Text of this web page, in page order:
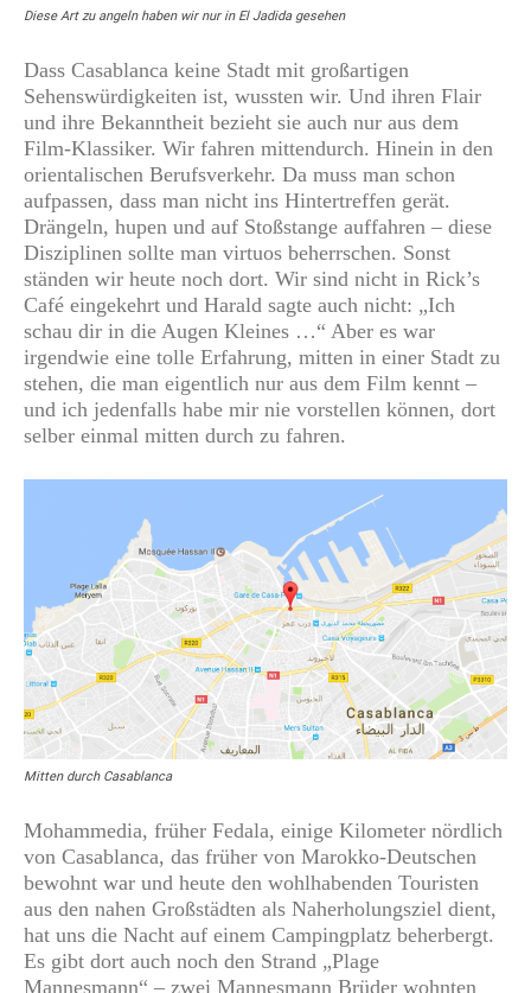
Diese Art zu angeln haben wir nur in El Jadida gesehen
Dass Casablanca keine Stadt mit großartigen
Sehenswürdigkeiten ist, wussten wir. Und ihren Flair
und ihre Bekanntheit bezieht sie auch nur aus dem
Film-Klassiker. Wir fahren mittendurch. Hinein in den
orientalischen Berufsverkehr. Da muss man schon
aufpassen, dass man nicht ins Hintertreffen gerät.
Drängeln, hupen und auf Stoßstange auffahren – diese
Disziplinen sollte man virtuos beherrschen. Sonst
ständen wir heute noch dort. Wir sind nicht in Rick’s
Café eingekehrt und Harald sagte auch nicht: „Ich
schau dir in die Augen Kleines …“ Aber es war
irgendwie eine tolle Erfahrung, mitten in einer Stadt zu
stehen, die man eigentlich nur aus dem Film kennt –
und ich jedenfalls habe mir nie vorstellen können, dort
selber einmal mitten durch zu fahren.
Mitten durch Casablanca
Mohammedia, früher Fedala, einige Kilometer nördlich
von Casablanca, das früher von Marokko-Deutschen
bewohnt war und heute den wohlhabenden Touristen
aus den nahen Großstädten als Naherholungsziel dient,
hat uns die Nacht auf einem Campingplatz beherbergt.
Es gibt dort auch noch den Strand „Plage
Mannesmann“ – zwei Mannesmann Brüder wohnten